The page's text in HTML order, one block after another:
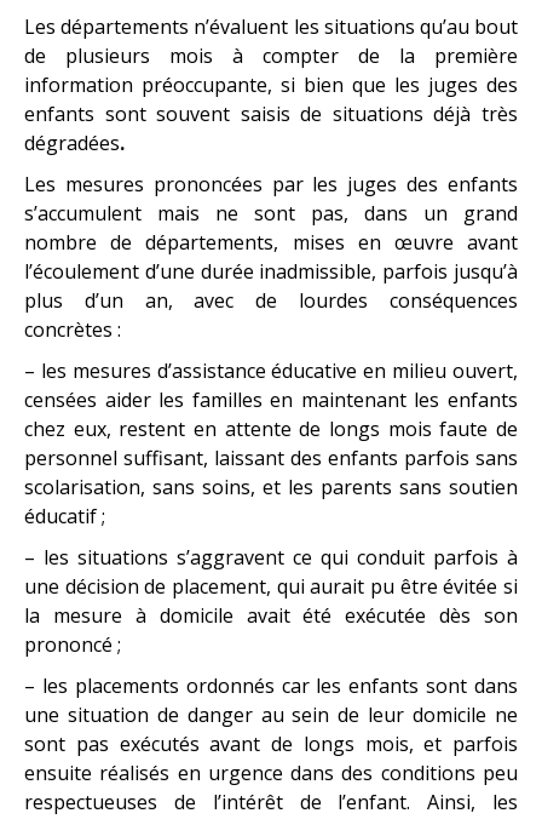
Les départements n’évaluent les situations qu’au bout
de plusieurs mois à compter de la première
information préoccupante, si bien que les juges des
enfants sont souvent saisis de situations déjà très
dégradées.
Les mesures prononcées par les juges des enfants
s’accumulent mais ne sont pas, dans un grand
nombre de départements, mises en œuvre avant
l’écoulement d’une durée inadmissible, parfois jusqu’à
plus d’un an, avec de lourdes conséquences
concrètes :
– les mesures d’assistance éducative en milieu ouvert,
censées aider les familles en maintenant les enfants
chez eux, restent en attente de longs mois faute de
personnel suffisant, laissant des enfants parfois sans
scolarisation, sans soins, et les parents sans soutien
éducatif ;
– les situations s’aggravent ce qui conduit parfois à
une décision de placement, qui aurait pu être évitée si
la mesure à domicile avait été exécutée dès son
prononcé ;
– les placements ordonnés car les enfants sont dans
une situation de danger au sein de leur domicile ne
sont pas exécutés avant de longs mois, et parfois
ensuite réalisés en urgence dans des conditions peu
respectueuses de l’intérêt de l’enfant. Ainsi, les